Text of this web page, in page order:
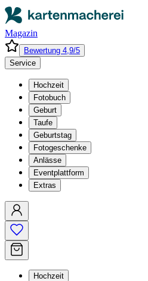
Magazin
Bewertung 4,9/5
Service
Hochzeit
Fotobuch
Geburt
Taufe
Geburtstag
Fotogeschenke
Anlässe
Eventplattform
Extras
Hochzeit